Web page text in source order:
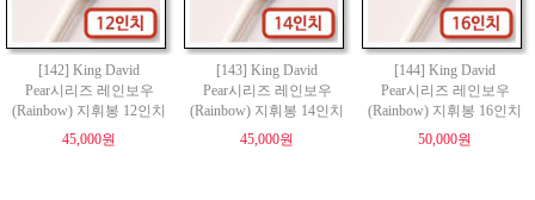
[142] King David
Pear시리즈 레인보우
(Rainbow) 지휘봉 12인치
45,000원
[143] King David
Pear시리즈 레인보우
(Rainbow) 지휘봉 14인치
45,000원
[144] King David
Pear시리즈 레인보우
(Rainbow) 지휘봉 16인치
50,000원